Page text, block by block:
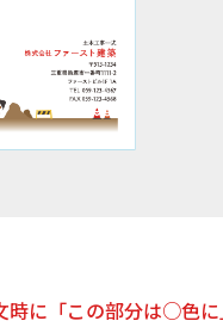
に「この部分は○色に